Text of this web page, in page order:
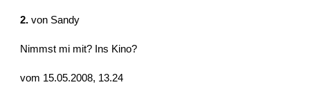
2. von Sandy
Nimmst mi mit? Ins Kino?
vom 15.05.2008, 13.24